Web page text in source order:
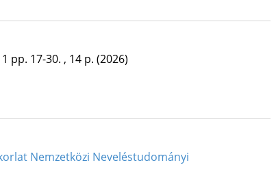
1 pp. 17-30. , 14 p. (2026)
Nemzetközi Neveléstudományi